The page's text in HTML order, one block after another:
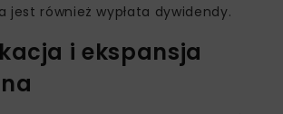
jest również wypłata dywidendy.
i ekspansja